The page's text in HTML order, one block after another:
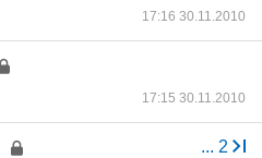
17:16 30.11.2010
17:15 30.11.2010
... 2